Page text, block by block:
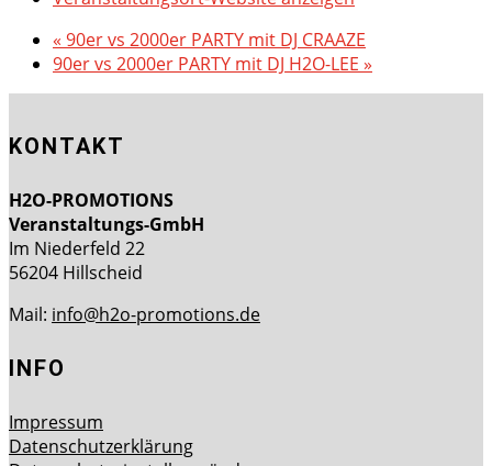
« 90er vs 2000er PARTY mit DJ CRAAZE
90er vs 2000er PARTY mit DJ H2O-LEE »
KONTAKT
H2O-PROMOTIONS
Veranstaltungs-GmbH
Im Niederfeld 22
56204 Hillscheid
Mail: info@h2o-promotions.de
INFO
Impressum
Datenschutzerklärung